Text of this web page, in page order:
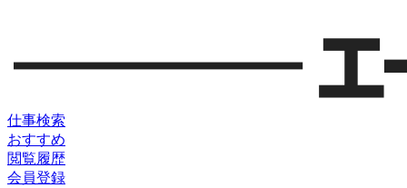
仕事検索
おすすめ
閲覧履歴
会員登録